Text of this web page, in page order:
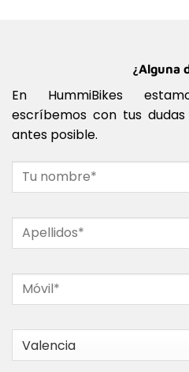
¿Alguna
En HummiBikes
escríbemos con tus
antes posible.